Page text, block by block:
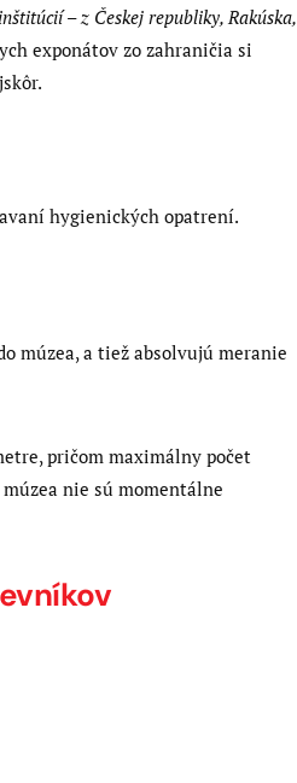
– z Českej republiky, Rakúska,
exponátov zo zahraničia si
hygienických opatrení.
múzea, a tiež absolvujú meranie
pričom maximálny počet
nie sú momentálne